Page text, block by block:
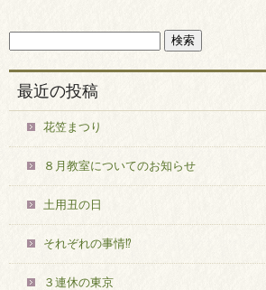
最近の投稿
花笠まつり
８月教室についてのお知らせ
土用丑の日
それぞれの事情⁉
３連休の東京